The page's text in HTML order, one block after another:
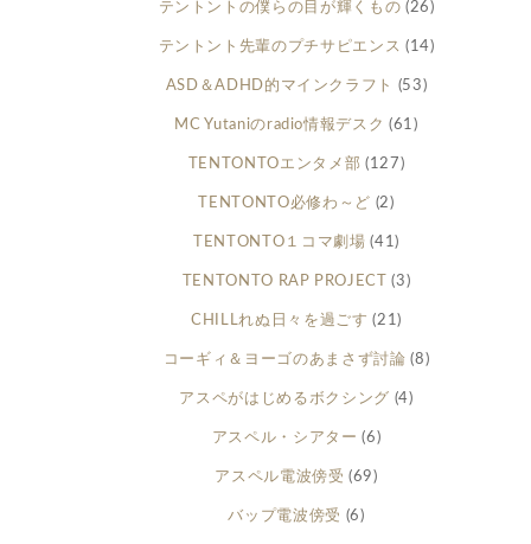
テントントの僕らの目が輝くもの (26)
テントント先輩のプチサピエンス (14)
ASD＆ADHD的マインクラフト (53)
MC Yutaniのradio情報デスク (61)
TENTONTOエンタメ部 (127)
TENTONTO必修わ～ど (2)
TENTONTO１コマ劇場 (41)
TENTONTO RAP PROJECT (3)
CHILLれぬ日々を過ごす (21)
コーギィ＆ヨーゴのあまさず討論 (8)
アスペがはじめるボクシング (4)
アスペル・シアター (6)
アスペル電波傍受 (69)
バップ電波傍受 (6)